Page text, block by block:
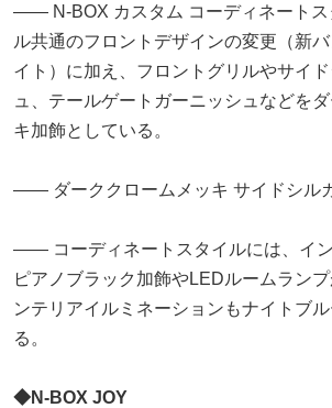
―― N-BOX カスタム コーディネートス
ル共通のフロントデザインの変更（新
イト）に加え、フロントグリルやサイ
ュ、テールゲートガーニッシュなどを
キ加飾としている。
―― ダーククロームメッキ サイドシル
―― コーディネートスタイルには、イン
ピアノブラック加飾やLEDルームラン
ンテリアイルミネーションもナイトブ
る。
◆N-BOX JOY